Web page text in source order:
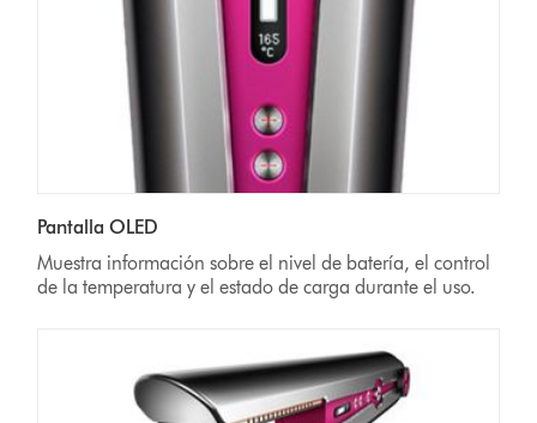
Pantalla OLED
Muestra información sobre el nivel de batería, el control
de la temperatura y el estado de carga durante el uso.